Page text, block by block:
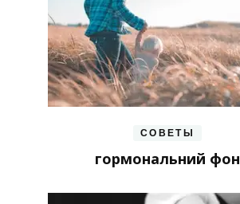
СОВЕТЫ
гормональний фон